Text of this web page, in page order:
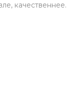
качественнее.